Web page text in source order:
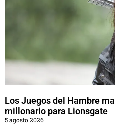
Los Juegos del Hambre
millonario para Lionsgate
5 agosto 2026